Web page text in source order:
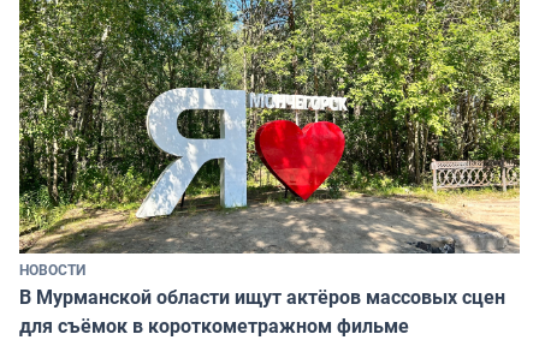
НОВОСТИ
В Мурманской области ищут актёров массовых сцен
для съёмок в короткометражном фильме